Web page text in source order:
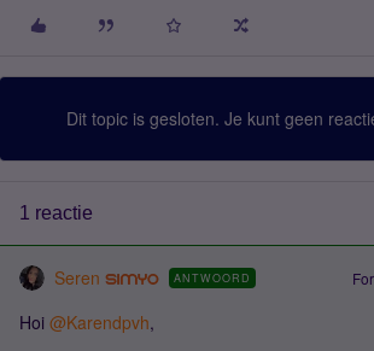
Dit topic is gesloten. Je kunt geen
1 reactie
Seren ANTWOORD
Hoi @Karendpvh,